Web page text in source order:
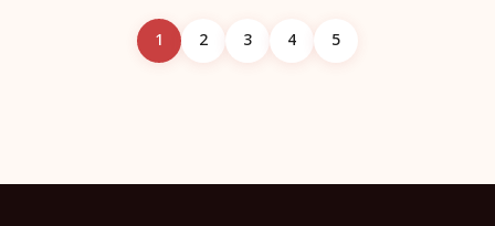
1 2 3 4 5